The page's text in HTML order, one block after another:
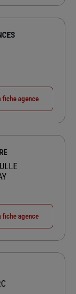
fiche agence
fiche agence